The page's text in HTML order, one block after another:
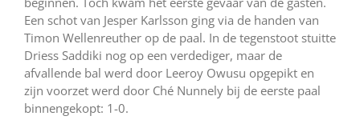
Een schot van Jesper Karlsson ging via de handen van
Timon Wellenreuther op de paal. In de tegenstoot stuitte
Driess Saddiki nog op een verdediger, maar de
afvallende bal werd door Leeroy Owusu opgepikt en
zijn voorzet werd door Ché Nunnely bij de eerste paal
binnengekopt: 1-0.